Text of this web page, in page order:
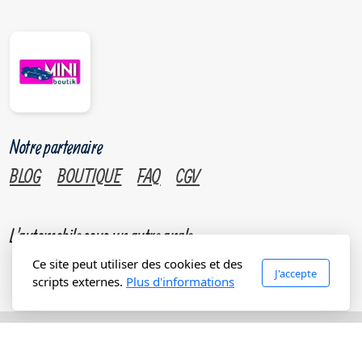
Notre partenaire
BLOG
BOUTIQUE FAQ CGV
L'automobile sous un autre angle.
Ce site peut utiliser des cookies et des
scripts externes. Plus d'informations
J'accepte